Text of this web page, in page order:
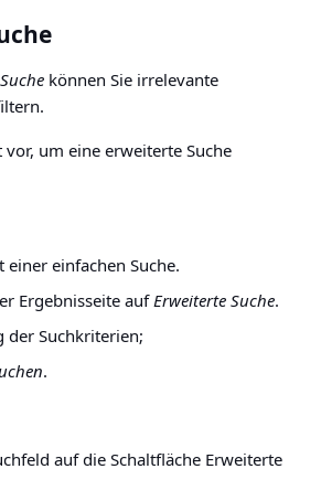
können Sie irrelevante
vor, um eine erweiterte Suche
einer einfachen Suche.
Ergebnisseite aufErweiterte Suche.
der Suchkriterien;
.
auf die Schaltfläche Erweiterte